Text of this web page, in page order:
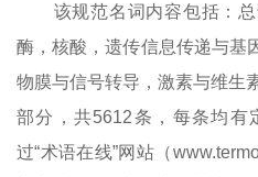
该规范名词内容包括：总
酶，核酸，遗传信息传递与基
物膜与信号转导，激素与维生
部分，共5612条，每条均有
过“术语在线”网站（